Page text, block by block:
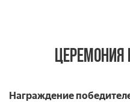
Награждение